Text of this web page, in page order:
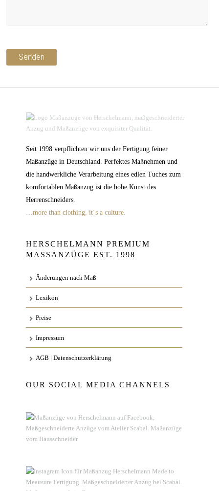
Seit 1998 verpflichten wir uns der Fertigung feiner
Maßanzüge in Deutschland. Perfektes Maßnehmen und
die handwerkliche Verarbeitung eines edlen Tuches zum
komfortablen Maßanzug ist die hohe Kunst des
Herrenschneiders.
…more than clothing, it´s a culture.
HERSCHELMANN PREMIUM
MASSANZÜGE EST. 1998
Änderungen nach Maß
Lexikon
Preise
Impressum
AGB | Datenschutzerklärung
OUR SOCIAL MEDIA CHANNELS